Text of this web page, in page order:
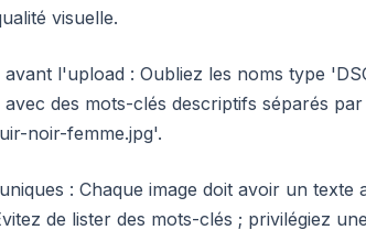
visuelle.
l'upload : Oubliez les noms type
des mots-clés descriptifs séparés
noir-femme.jpg'.
: Chaque image doit avoir un texte
de lister des mots-clés ; privilégiez